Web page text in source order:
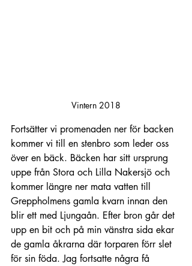
Vintern 2018
Fortsätter vi promenaden ner för backen
kommer vi till en stenbro som leder oss
över en bäck. Bäcken har sitt ursprung
uppe från Stora och Lilla Nakersjö och
kommer längre ner mata vatten till
Greppholmens gamla kvarn innan den
blir ett med Ljungaån. Efter bron går det
upp en bit och på min vänstra sida ekar
de gamla åkrarna där torparen förr slet
för sin föda. Jag fortsatte några få